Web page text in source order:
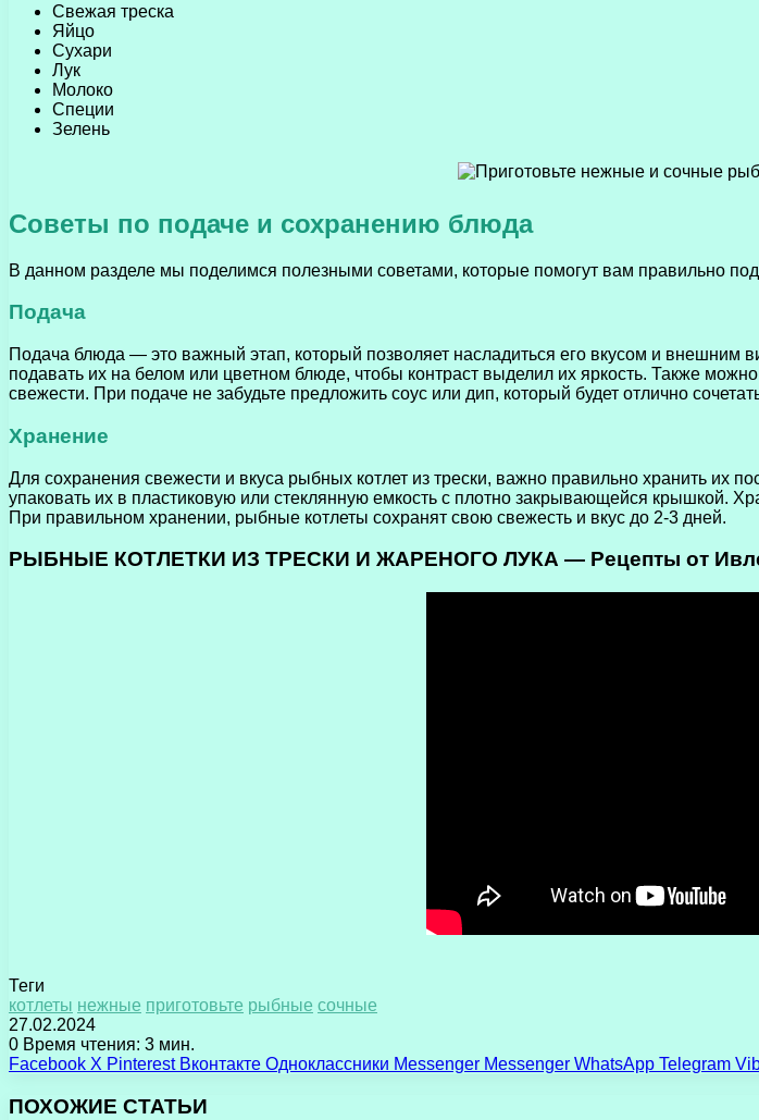
Свежая треска
Яйцо
Сухари
Лук
Молоко
Специи
Зелень
Советы по подаче и сохранению блюда
В данном разделе мы поделимся полезными советами, которые помогут вам правильно
Подача
Подача блюда — это важный этап, который позволяет насладиться его вкусом и внешним
подавать их на белом или цветном блюде, чтобы контраст выделил их яркость. Также
свежести. При подаче не забудьте предложить соус или дип, который будет отлично
Хранение
Для сохранения свежести и вкуса рыбных котлет из трески, важно правильно хранить их
упаковать их в пластиковую или стеклянную емкость с плотно закрывающейся крышкой.
При правильном хранении, рыбные котлеты сохранят свою свежесть и вкус до 2-3 дней.
РЫБНЫЕ КОТЛЕТКИ ИЗ ТРЕСКИ И ЖАРЕНОГО ЛУКА — Рецепты от
Теги
котлеты нежные приготовьте рыбные сочные
27.02.2024
0 Время чтения: 3 мин.
Facebook X Pinterest Вконтакте Одноклассники Messenger Messenger WhatsApp Telegram
ПОХОЖИЕ СТАТЬИ